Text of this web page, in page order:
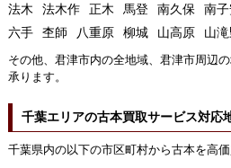
法木
法木作 正木 馬登 南久保 南
六手
杢師 八重原 柳城 山高原 山
その他、君津市内の全地域、君津市周辺
承ります。
千葉エリアの古本買取サービス対応
千葉県内の以下の市区町村から古本を高価